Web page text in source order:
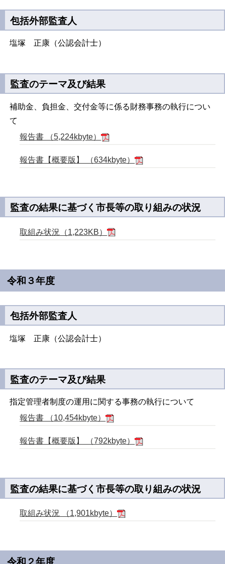
包括外部監査人
塩塚 正康（公認会計士）
監査のテーマ及び結果
補助金、負担金、交付金等に係る財務事務の執行につい
て
報告書 （5,224kbyte）
報告書【概要版】 （634kbyte）
監査の結果に基づく市長等の取り組みの状況
取組み状況（1,223KB）
令和３年度
包括外部監査人
塩塚 正康（公認会計士）
監査のテーマ及び結果
指定管理者制度の運用に関する事務の執行について
報告書 （10,454kbyte）
報告書【概要版】 （792kbyte）
監査の結果に基づく市長等の取り組みの状況
取組み状況 （1,901kbyte）